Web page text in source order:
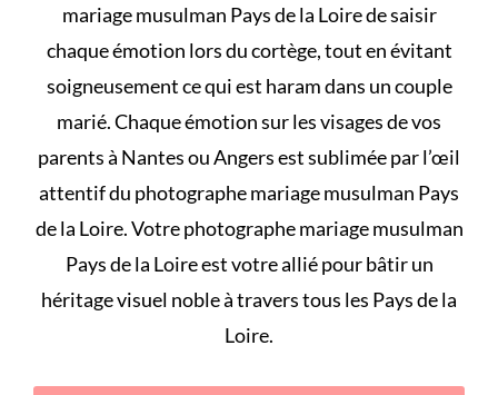
mariage musulman Pays de la Loire de saisir
chaque émotion lors du cortège, tout en évitant
soigneusementce qui est haram dans un couple
marié. Chaque émotion sur les visages de vos
parents à Nantes ou Angers est sublimée par l’œil
attentif du photographe mariage musulman Pays
de la Loire. Votre photographe mariage musulman
Pays de la Loire est votre allié pour bâtir un
héritage visuel noble à travers tous les Pays de la
Loire.